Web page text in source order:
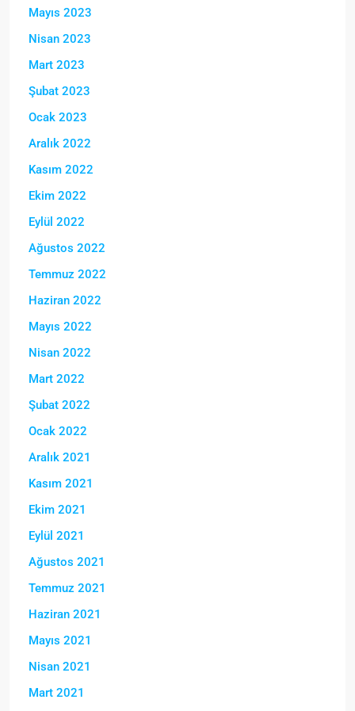
Mayıs 2023
Nisan 2023
Mart 2023
Şubat 2023
Ocak 2023
Aralık 2022
Kasım 2022
Ekim 2022
Eylül 2022
Ağustos 2022
Temmuz 2022
Haziran 2022
Mayıs 2022
Nisan 2022
Mart 2022
Şubat 2022
Ocak 2022
Aralık 2021
Kasım 2021
Ekim 2021
Eylül 2021
Ağustos 2021
Temmuz 2021
Haziran 2021
Mayıs 2021
Nisan 2021
Mart 2021